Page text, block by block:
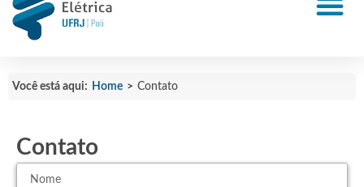
Você está aqui: Home > Contato
Contato